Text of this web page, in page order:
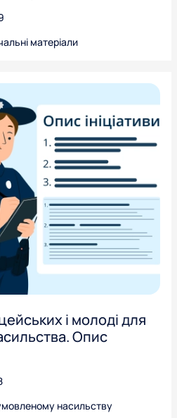
матеріали
і молоді для
Опис
насильству